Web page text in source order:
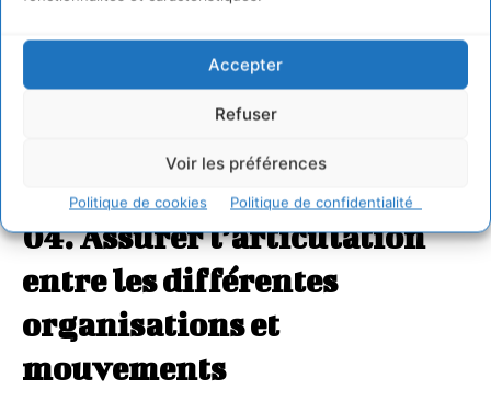
Accepter
Refuser
Voir les préférences
Politique de cookies Politique de confidentialité
promouvoir les droits des
paysan.ne.s
04. Assurer l’articulation
entre les différentes
organisations et
mouvements